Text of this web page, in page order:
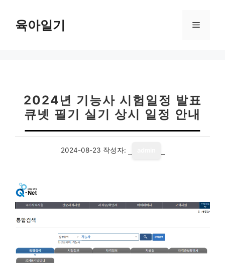
육아일기 메
2024년 기능사 시험일정 발표
큐넷 필기 실기 상시 일정 안내
2024-08-23 작성자: